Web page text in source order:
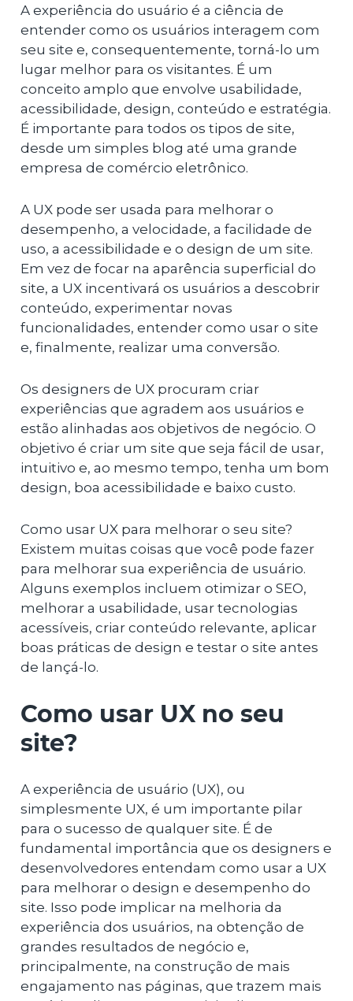
A experiência do usuário é a ciência de
entender como os usuários interagem com
seu site e, consequentemente, torná-lo um
lugar melhor para os visitantes. É um
conceito amplo que envolve usabilidade,
acessibilidade, design, conteúdo e estratégia.
É importante para todos os tipos de site,
desde um simples blog até uma grande
empresa de comércio eletrônico.
A UX pode ser usada para melhorar o
desempenho, a velocidade, a facilidade de
uso, a acessibilidade e o design de um site.
Em vez de focar na aparência superficial do
site, a UX incentivará os usuários a descobrir
conteúdo, experimentar novas
funcionalidades, entender como usar o site
e, finalmente, realizar uma conversão.
Os designers de UX procuram criar
experiências que agradem aos usuários e
estão alinhadas aos objetivos de negócio. O
objetivo é criar um site que seja fácil de usar,
intuitivo e, ao mesmo tempo, tenha um bom
design, boa acessibilidade e baixo custo.
Como usar UX para melhorar o seu site?
Existem muitas coisas que você pode fazer
para melhorar sua experiência de usuário.
Alguns exemplos incluem otimizar o SEO,
melhorar a usabilidade, usar tecnologias
acessíveis, criar conteúdo relevante, aplicar
boas práticas de design e testar o site antes
de lançá-lo.
Como usar UX no seu
site?
A experiência de usuário (UX), ou
simplesmente UX, é um importante pilar
para o sucesso de qualquer site. É de
fundamental importância que os designers e
desenvolvedores entendam como usar a UX
para melhorar o design e desempenho do
site. Isso pode implicar na melhoria da
experiência dos usuários, na obtenção de
grandes resultados de negócio e,
principalmente, na construção de mais
engajamento nas páginas, que trazem mais